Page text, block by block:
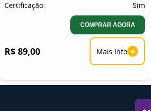
Certificação:
Sim
COMPRAR AGORA
R$ 89,00 Mais Info +